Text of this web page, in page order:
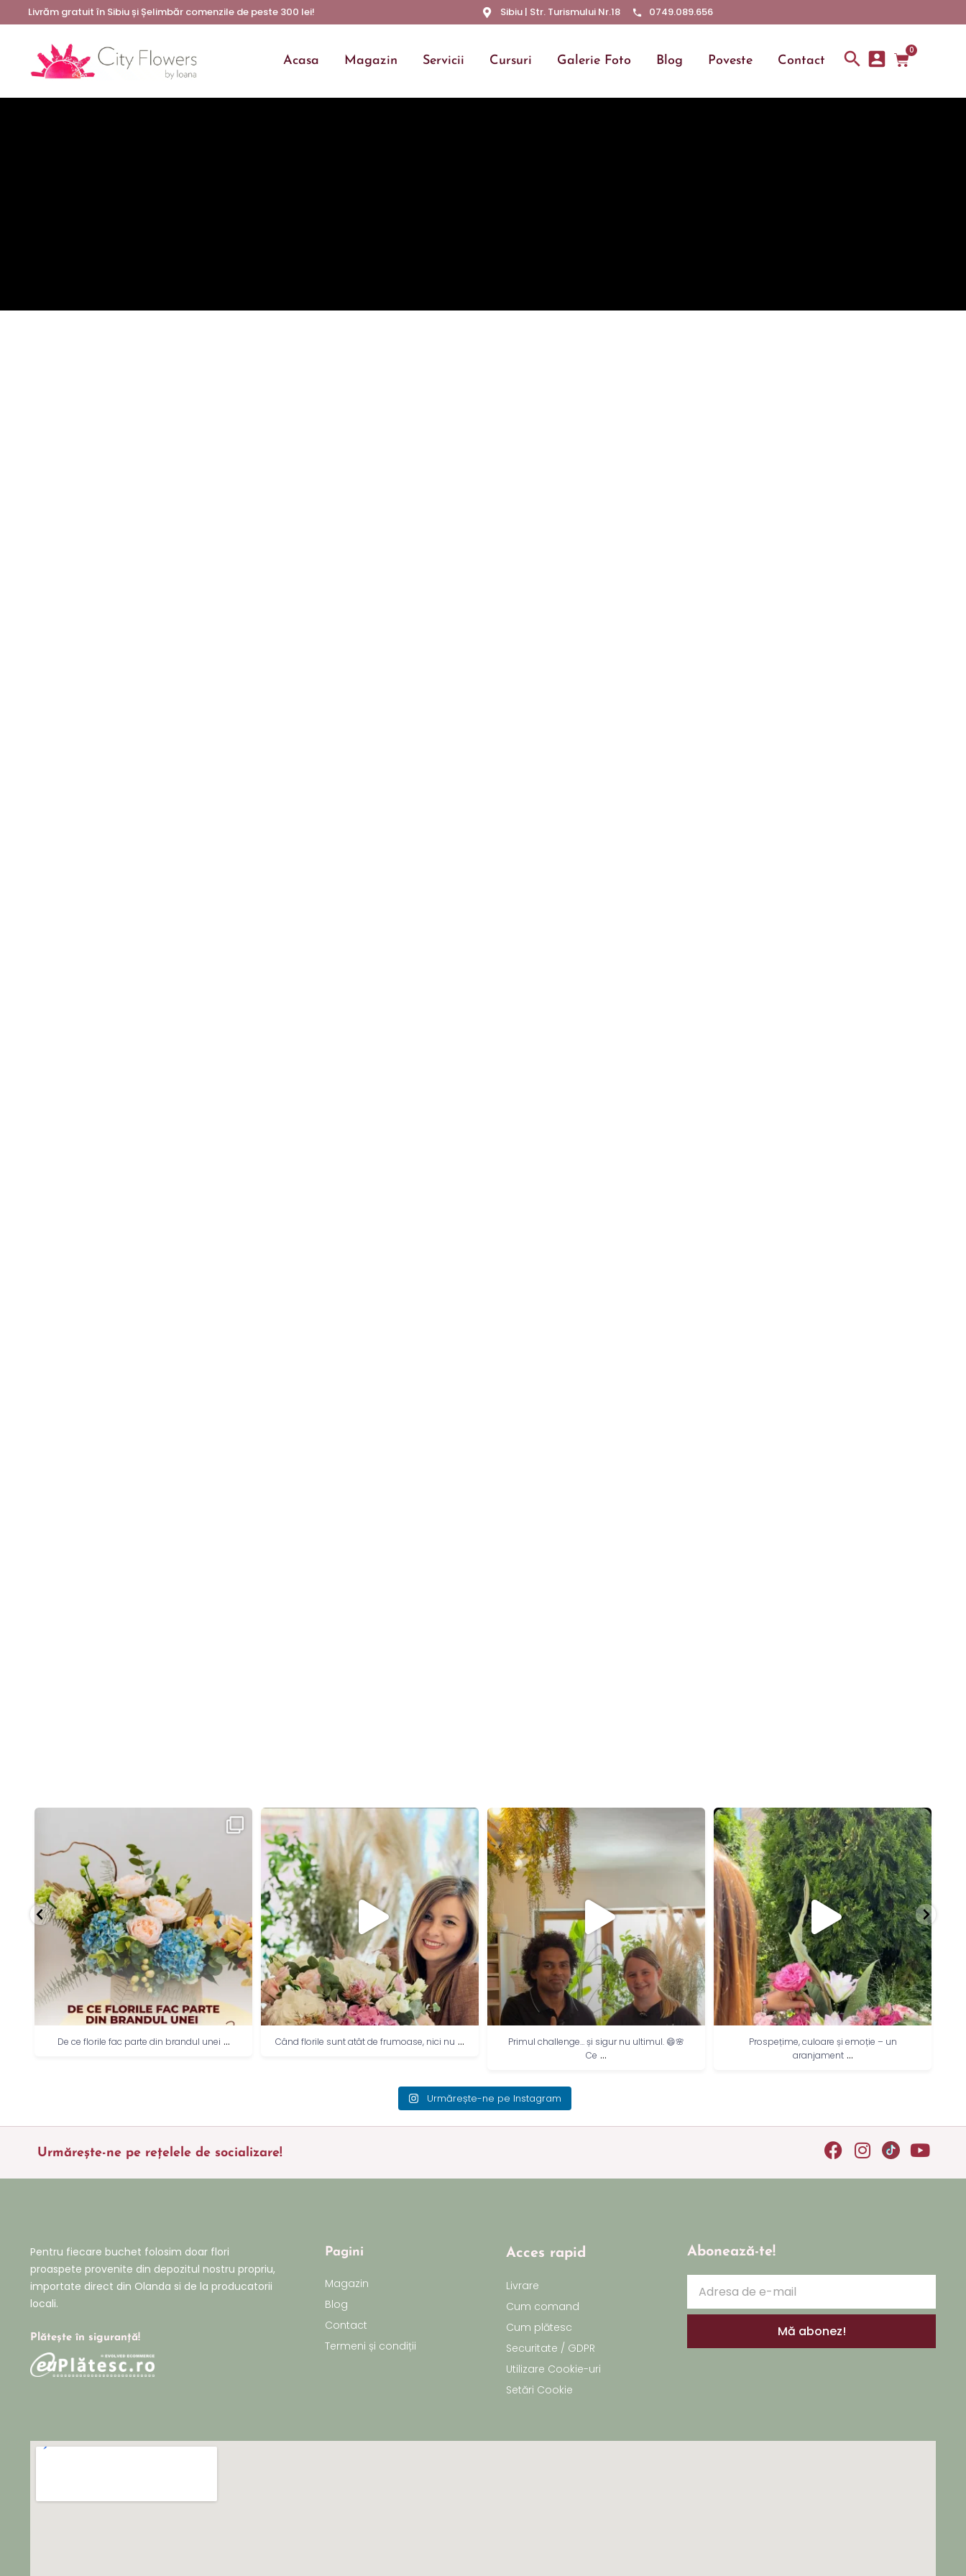
Livrăm gratuit în Sibiu și Șelimbăr comenzile de peste 300 lei! Sibiu | Str. Turismului Nr.18 0749.089.656
Acasa Magazin Servicii Cursuri Galerie Foto Blog Poveste Contact
0
De ce florile fac parte din brandul unei ... Când florile sunt atât de frumoase, nici nu ...
Primul challenge… și sigur nu ultimul. 😄🌸
Ce ...
Prospețime, culoare și emoție – un
aranjament ...
Urmărește-ne pe Instagram
Urmărește-ne pe rețelele de socializare!
Pentru fiecare buchet folosim doar flori
proaspete provenite din depozitul nostru propriu,
importate direct din Olanda si de la producatorii
locali.
Plătește în siguranță!
Pagini
Magazin
Blog
Contact
Termeni și condiții
Acces rapid
Livrare
Cum comand
Cum plătesc
Securitate / GDPR
Utilizare Cookie-uri
Setări Cookie
Abonează-te!
Mă abonez!